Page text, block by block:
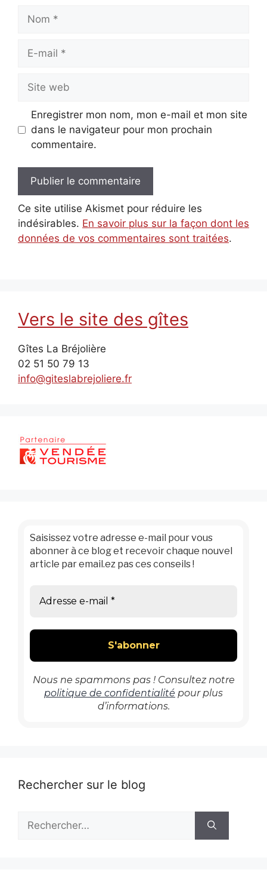
mail
web
Enregistrer mon nom, mon e-mail et mon site
dans le navigateur pour mon prochain
commentaire.
Ce site utilise Akismet pour réduire les
indésirables. En savoir plus sur la façon dont les
données de vos commentaires sont traitées.
Vers le site des gîtes
Gîtes La Bréjolière
02 51 50 79 13
info@giteslabrejoliere.fr
Saisissez votre adresse e-mail pour vous
abonner à ce blog et recevoir chaque nouvel
article par email.ez pas ces conseils !
Nous ne spammons pas ! Consultez notre
politique de confidentialité pour plus
d’informations.
Rechercher sur le blog